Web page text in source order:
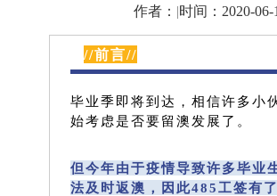
作者： |时间：2020-06-
//前言//
毕业季即将到达，相信许多小
始考虑是否要留澳发展了。
但今年由于疫情导致许多毕业
法及时返澳，因此485工签有